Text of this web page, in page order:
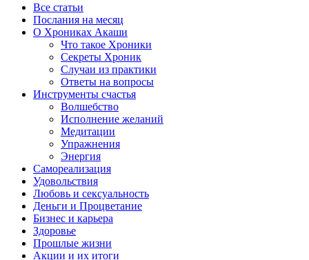
Все статьи
Послания на месяц
О Хрониках Акаши
Что такое Хроники
Секреты Хроник
Случаи из практики
Ответы на вопросы
Инструменты счастья
Волшебство
Исполнение желаний
Медитации
Упражнения
Энергия
Самореализация
Удовольствия
Любовь и сексуальность
Деньги и Процветание
Бизнес и карьера
Здоровье
Прошлые жизни
Акции и их итоги